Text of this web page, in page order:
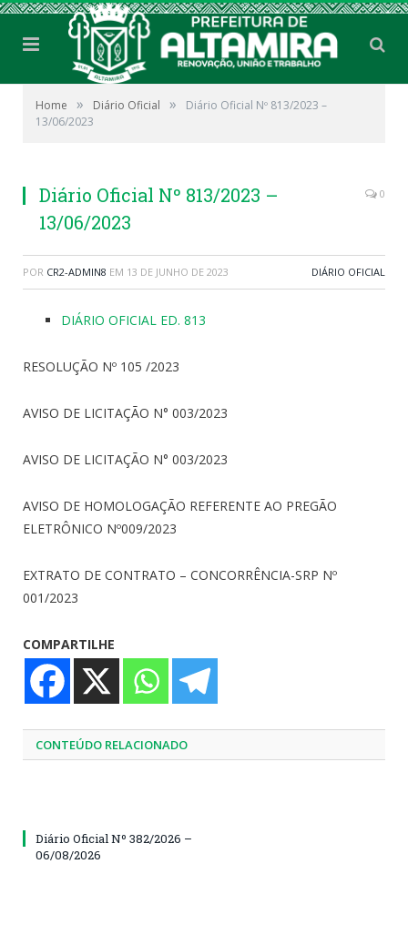
Home » Diário Oficial »
Diário Oficial Nº 813/2023 –
13/06/2023
Diário Oficial Nº 813/2023 –
13/06/2023
0
POR CR2-ADMIN8 EM 13 DE JUNHO DE 2023 DIÁRIO OFICIAL
DIÁRIO OFICIAL ED. 813
RESOLUÇÃO Nº 105 /2023
AVISO DE LICITAÇÃO N° 003/2023
AVISO DE LICITAÇÃO N° 003/2023
AVISO DE HOMOLOGAÇÃO REFERENTE AO PREGÃO
ELETRÔNICO Nº009/2023
EXTRATO DE CONTRATO – CONCORRÊNCIA-SRP Nº
001/2023
COMPARTILHE
CONTEÚDO RELACIONADO
Diário Oficial Nº 382/2026 –
06/08/2026